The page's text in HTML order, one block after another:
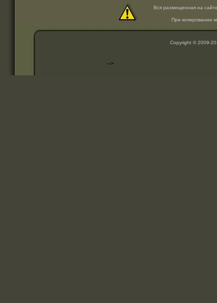
Вся размещенная на
При копировании
Copyright © 2009-
-->